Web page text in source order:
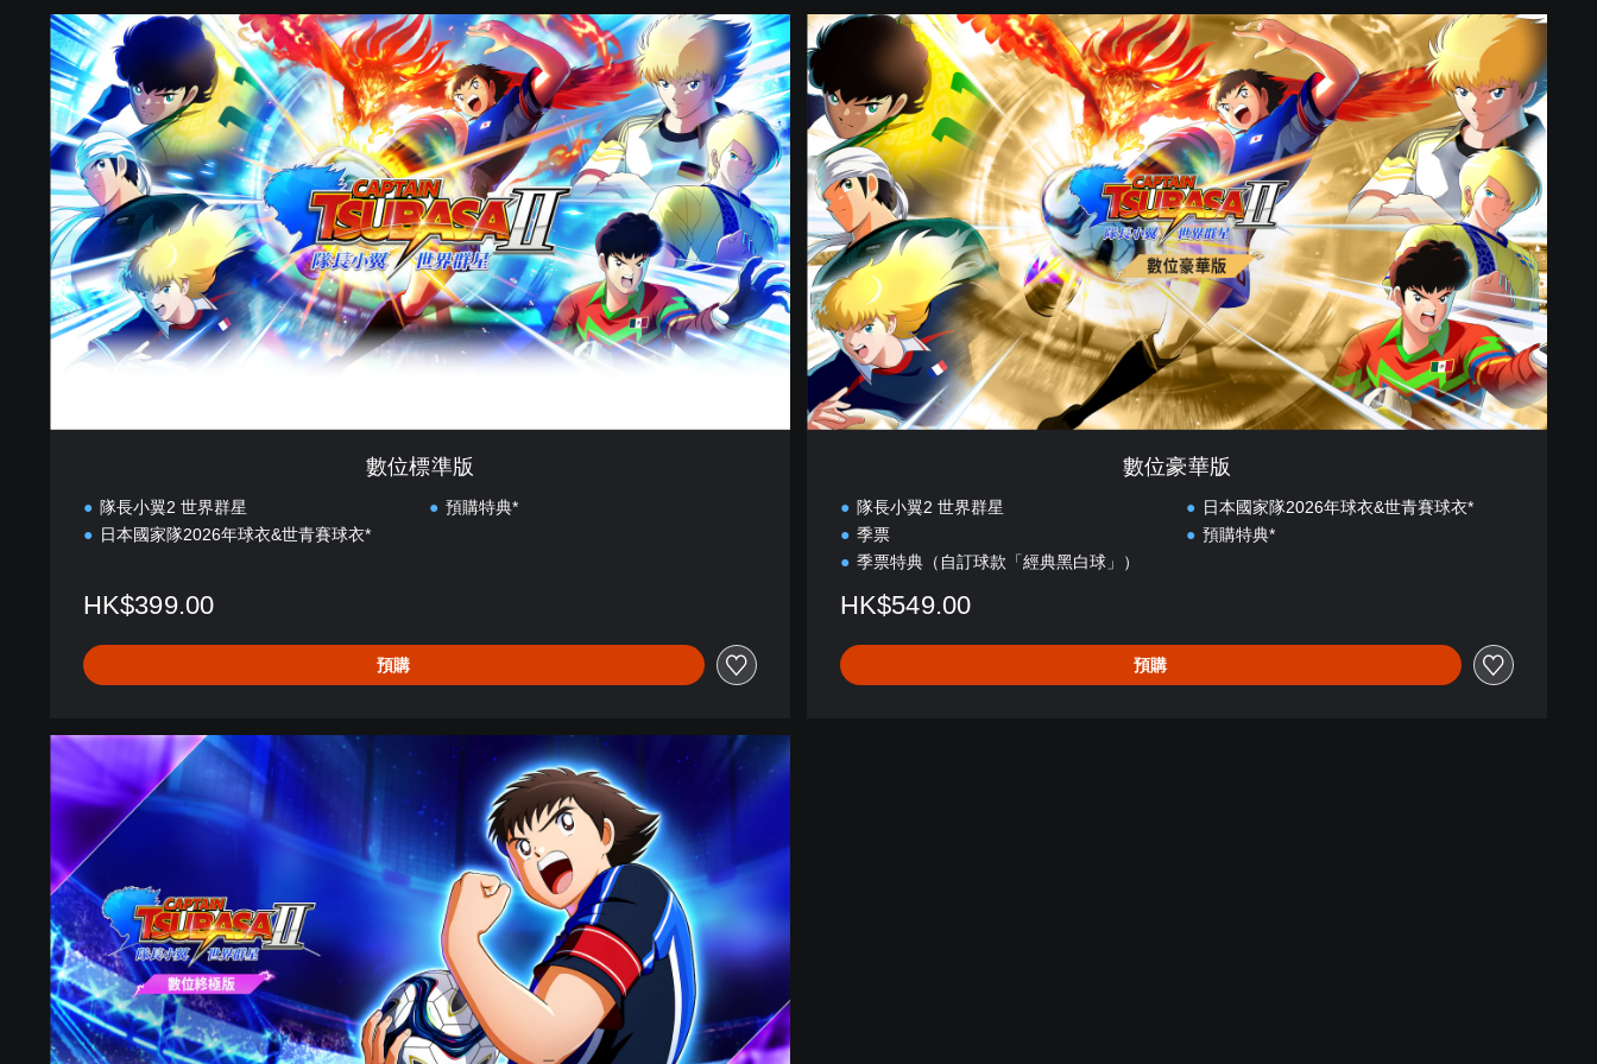
數
位
標
準
版
數位標準版
隊長小翼2 世界群星
日本國家隊2026年球衣&世青賽球衣*
預購特典*
HK$399.00
預購
數
位
豪
華
版
數位豪華版
隊長小翼2 世界群星
季票
季票特典（自訂球款「經典黑白球」）
日本國家隊2026年球衣&世青賽球衣*
預購特典*
HK$549.00
預購
數
位
終